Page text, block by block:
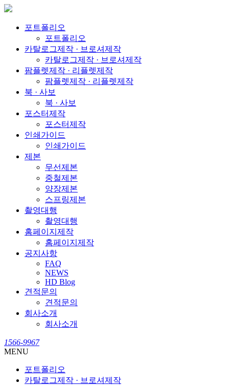
포트폴리오
포트폴리오
카탈로그제작 · 브로셔제작
카탈로그제작 · 브로셔제작
팜플렛제작 · 리플렛제작
팜플렛제작 · 리플렛제작
북 · 사보
북 · 사보
포스터제작
포스터제작
인쇄가이드
인쇄가이드
제본
무선제본
중철제본
양장제본
스프링제본
촬영대행
촬영대행
홈페이지제작
홈페이지제작
공지사항
FAQ
NEWS
HD Blog
견적문의
견적문의
회사소개
회사소개
1566-9967
MENU
포트폴리오
카탈로그제작 · 브로셔제작